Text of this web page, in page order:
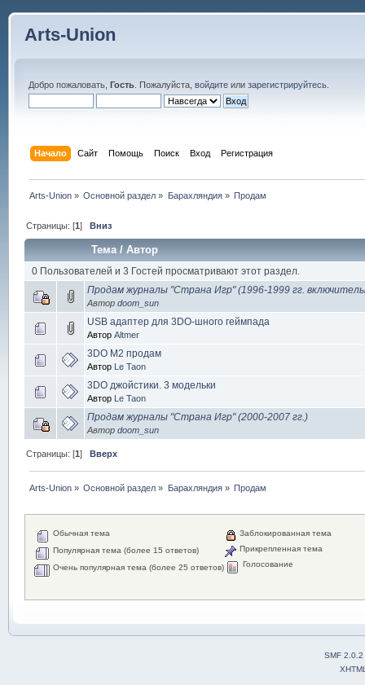
Arts-Union
Добро пожаловать, Гость. Пожалуйста, войдитеили зарегистрируйтесь.
Начало Сайт Помощь Поиск Вход Регистрация
Arts-Union » Основной раздел » Барахляндия» Продам
Страницы: [1]Вниз
Тема/ Автор
0 Пользователей и 3 Гостей просматривают этот раздел.
Продам журналы "Страна Игр" (1996-1999 гг.
Автор doom_sun
USB адаптер для 3DO-шного геймпада
Автор Altmer
3DO M2 продам
Автор Le Taon
3DO джойстики. 3 модельки
Автор Le Taon
Продам журналы "Страна Игр" (2000-2007 гг.)
Автор doom_sun
Страницы: [1]Вверх
Arts-Union » Основной раздел » Барахляндия» Продам
Обычная тема
Популярная тема (более 15 ответов)
Очень популярная тема (более 25 ответов)
Заблокированная тема
Прикрепленная тема
Голосование
SMF 2.0.2